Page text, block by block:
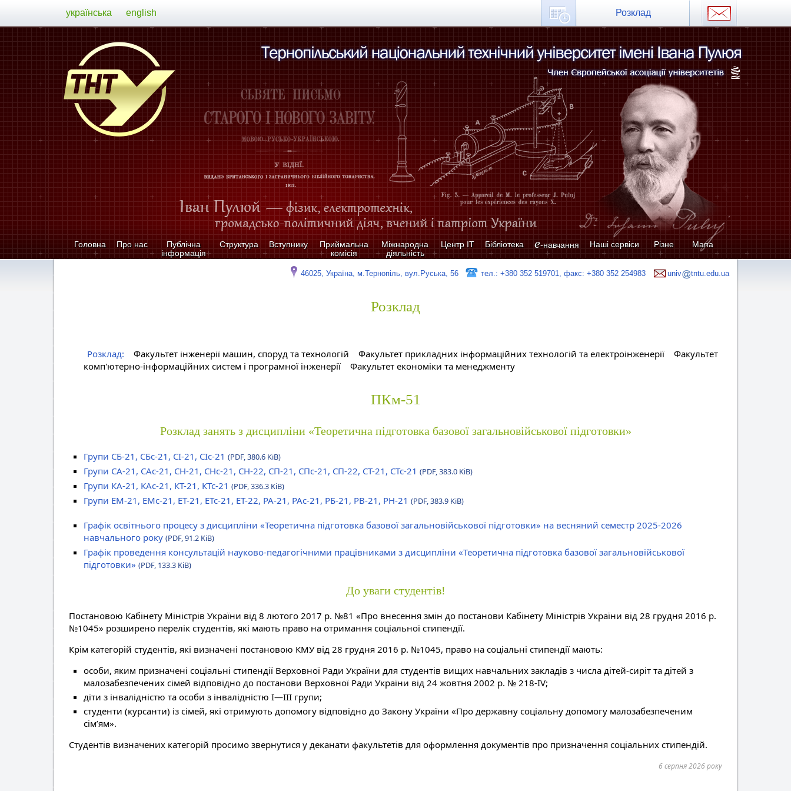
Розклад
українська english
Головна Про нас
Публічна
інформація
Структура Вступнику
Приймальна
комісія
Міжнародна
діяльність
Центр ІТ Бібліотека e-навчання Наші сервіси Різне Мапа
46025, Україна, м.Тернопіль, вул.Руська, 56 тел.: +380 352 519701, факс: +380 352 254983 univ tntu.edu.ua
Розклад
Розклад: Факультет інженерії машин, споруд та технологій Факультет прикладних інформаційних технологій та електроінженерії
Факультет
комп'ютерно-інформаційних систем і програмної інженерії
Факультет економіки та менеджменту
ПКм-51
Розклад занять з дисципліни «Теоретична підготовка базової загальновійськової підготовки»
Групи СБ-21, СБс-21, СІ-21, СІс-21 (PDF, 380.6 KiB)
Групи СА-21, САс-21, СН-21, СНс-21, СН-22, СП-21, СПс-21, СП-22, СТ-21, СТс-21 (PDF, 383.0 KiB)
Групи КА-21, КАс-21, КТ-21, КТс-21 (PDF, 336.3 KiB)
Групи ЕМ-21, ЕМс-21, ЕТ-21, ЕТс-21, ЕТ-22, РА-21, РАс-21, РБ-21, РВ-21, РН-21 (PDF, 383.9 KiB)
Графік освітнього процесу з дисципліни «Теоретична підготовка базової загальновійськової підготовки» на весняний семестр 2025-2026
навчального року (PDF, 91.2 KiB)
Графік проведення консультацій науково-педагогічними працівниками з дисципліни «Теоретична підготовка базової загальновійськової
підготовки» (PDF, 133.3 KiB)
До уваги студентів!
Постановою Кабінету Міністрів України від 8 лютого 2017 р. №81 «Про внесення змін до постанови Кабінету Міністрів України від 28 грудня 2016 р.
№1045» розширено перелік студентів, які мають право на отримання соціальної стипендії.
Крім категорій студентів, які визначені постановою КМУ від 28 грудня 2016 р. №1045, право на соціальні стипендії мають:
особи, яким призначені соціальні стипендії Верховної Ради України для студентів вищих навчальних закладів з числа дітей-сиріт та дітей з
малозабезпечених сімей відповідно до постанови Верховної Ради України від 24 жовтня 2002 р. № 218-IV;
діти з інвалідністю та особи з інвалідністю I—III групи;
студенти (курсанти) із сімей, які отримують допомогу відповідно до Закону України «Про державну соціальну допомогу малозабезпеченим
сім’ям».
Студентів визначених категорій просимо звернутися у деканати факультетів для оформлення документів про призначення соціальних стипендій.
6 серпня 2026 року